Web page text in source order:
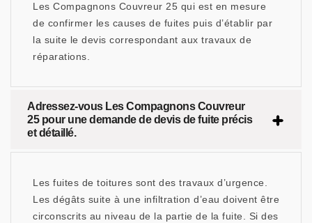
Les Compagnons Couvreur 25 qui est en mesure
de confirmer les causes de fuites puis d’établir par
la suite le devis correspondant aux travaux de
réparations.
Adressez-vous Les Compagnons Couvreur
25 pour une demande de devis de fuite précis
et détaillé.
Les fuites de toitures sont des travaux d’urgence.
Les dégâts suite à une infiltration d’eau doivent être
circonscrits au niveau de la partie de la fuite. Si des